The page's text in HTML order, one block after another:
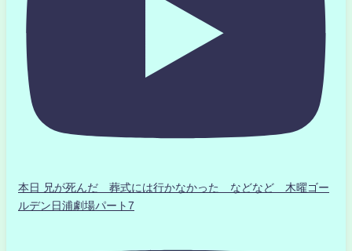
本日 兄が死んだ 葬式には行かなかった などなど 木曜ゴー
ルデン日浦劇場パート7